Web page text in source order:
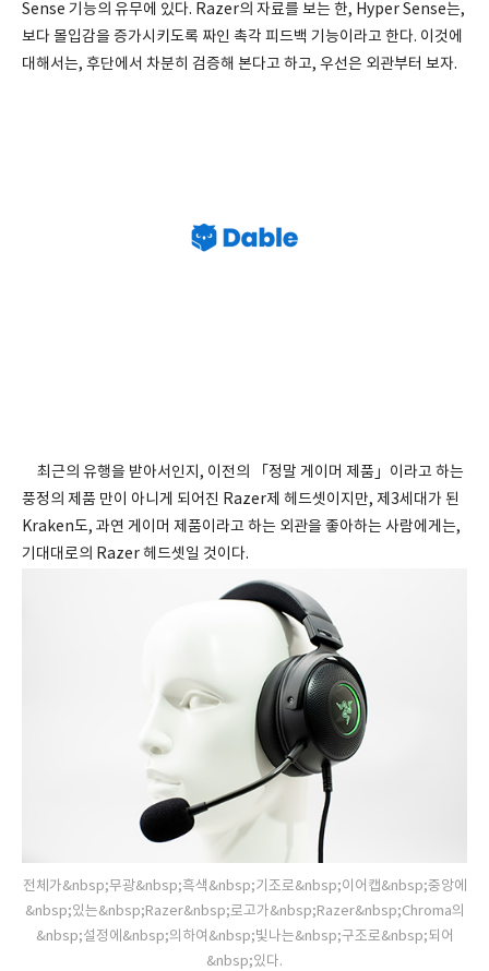
Sense 기능의 유무에 있다. Razer의 자료를 보는 한, Hyper Sense는,
보다 몰입감을 증가시키도록 짜인 촉각 피드백 기능이라고 한다. 이것에
대해서는, 후단에서 차분히 검증해 본다고 하고, 우선은 외관부터 보자.
최근의 유행을 받아서인지, 이전의 「정말 게이머 제품」이라고 하는
풍정의 제품 만이 아니게 되어진 Razer제 헤드셋이지만, 제3세대가 된
Kraken도, 과연 게이머 제품이라고 하는 외관을 좋아하는 사람에게는,
기대대로의 Razer 헤드셋일 것이다.
전체가&nbsp;무광&nbsp;흑색&nbsp;기조로&nbsp;이어캡&nbsp;중앙에
&nbsp;있는&nbsp;Razer&nbsp;로고가&nbsp;Razer&nbsp;Chroma의
&nbsp;설정에&nbsp;의하여&nbsp;빛나는&nbsp;구조로&nbsp;되어
&nbsp;있다.